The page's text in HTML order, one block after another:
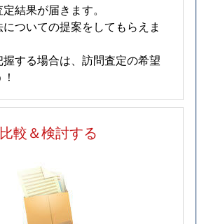
結果が届きます。
ついての提案をしてもらえま
する場合は、訪問査定の希望
比較＆検討する